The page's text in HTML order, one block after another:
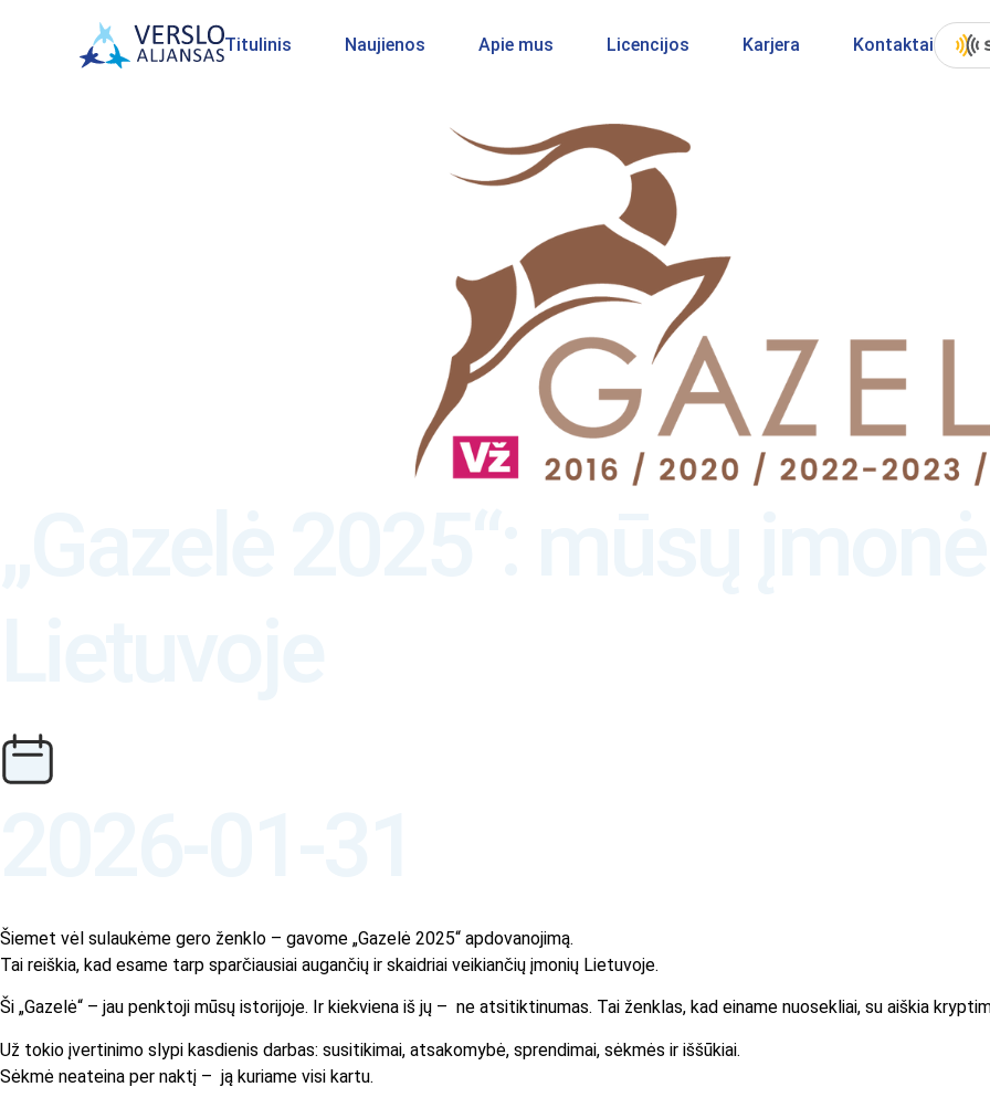
Titulinis Naujienos Apie mus Licencijos Karjera Kontaktai
Šiemet vėl sulaukėme gero ženklo – gavome „Gazelė 2025“ apdovanojimą.
Tai reiškia, kad esame tarp sparčiausiai augančių ir skaidriai veikiančių įmonių Lietuvoje.
Ši „Gazelė“ – jau penktoji mūsų istorijoje. Ir kiekviena iš jų – ne atsitiktinumas. Tai ženklas, kad einame nuosekliai, su aiškia
Už tokio įvertinimo slypi kasdienis darbas: susitikimai, atsakomybė, sprendimai, sėkmės ir iššūkiai.
Sėkmė neateina per naktį – ją kuriame visi kartu.